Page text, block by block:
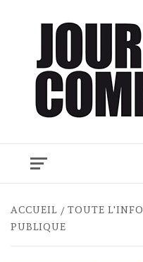
Menu
ACCUEIL TOUTE L'INFO
PUBLIQUE